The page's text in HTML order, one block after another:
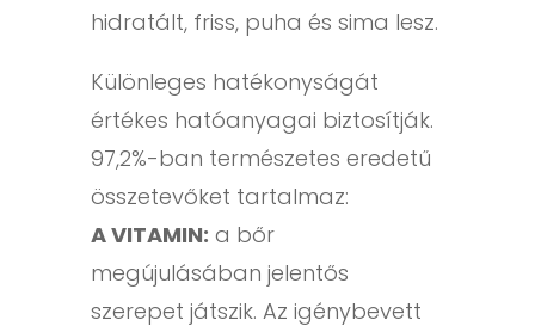
hidratált, friss, puha és sima lesz.
Különleges hatékonyságát
értékes hatóanyagai biztosítják.
97,2%-ban természetes eredetű
összetevőket tartalmaz:
A VITAMIN: a bőr
megújulásában jelentős
szerepet játszik. Az igénybevett